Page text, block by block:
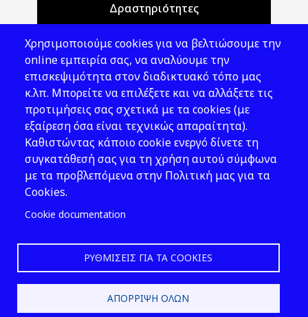
Δραστηριότητες
Νομοθεσία
Εκδόσεις
Νέα - Εκδηλώσεις
Ακολουθήστε μας
Χρησιμοποιούμε cookies για να βελτιώσουμε την
online εμπειρία σας, να αναλύουμε την
επισκεψιμότητα στον διαδικτυακό τόπο μας
κ.λπ. Μπορείτε να επιλέξετε και να αλλάξετε τις
προτιμήσεις σας σχετικά με τα cookies (με
εξαίρεση όσα είναι τεχνικώς απαραίτητα).
Καθιστώντας κάποιο cookie ενεργό δίνετε τη
συγκατάθεσή σας για τη χρήση αυτού σύμφωνα
με τα προβλεπόμενα στην Πολιτική μας για τα
Cookies.
Cookie documentation
ΡΥΘΜΊΣΕΙΣ ΓΙΑ ΤΑ COOKIES
ΑΠΌΡΡΙΨΗ ΌΛΩΝ
2026 © ΕΛ.ΙΝ.Υ.Α.Ε.